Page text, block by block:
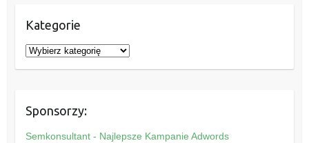
Kategorie
K
a
g
o
Sponsorzy:
Semkonsultant - Najlepsze Kampanie Adwords